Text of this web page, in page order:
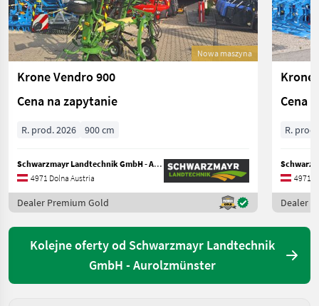
Nowa maszyna
Krone Vendro 900
Cena na zapytanie
R. prod. 2026 900 cm
Schwarzmayr Landtechnik GmbH - Aurolzmünster
4971 Dolna Austria
Dealer Premium Gold
Krone
Cena
R.
4971
Dealer
Kolejne oferty od Schwarzmayr Landtechnik
GmbH - Aurolzmünster